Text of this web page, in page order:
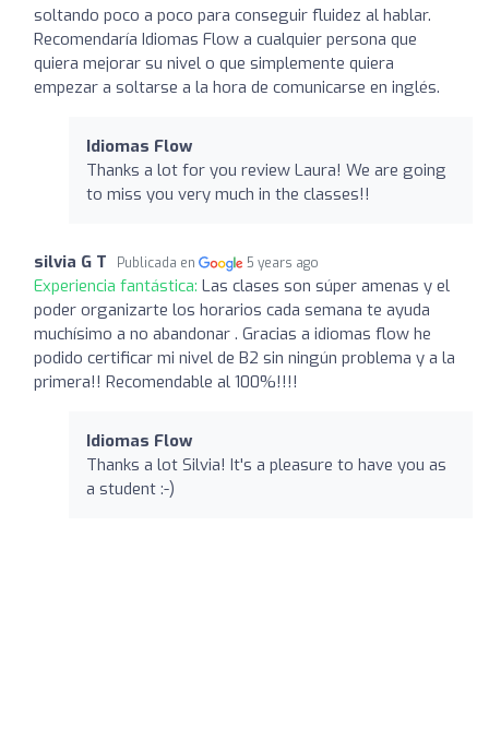
soltando poco a poco para conseguir fluidez al hablar.
Recomendaría Idiomas Flow a cualquier persona que
quiera mejorar su nivel o que simplemente quiera
empezar a soltarse a la hora de comunicarse en inglés.
Idiomas Flow
Thanks a lot for you review Laura! We are going
to miss you very much in the classes!!
silvia G T Publicada en 5 years ago
Experiencia fantástica: Las clases son súper amenas y el
poder organizarte los horarios cada semana te ayuda
muchísimo a no abandonar . Gracias a idiomas flow he
podido certificar mi nivel de B2 sin ningún problema y a la
primera!! Recomendable al 100%!!!!
Idiomas Flow
Thanks a lot Silvia! It's a pleasure to have you as
a student :-)